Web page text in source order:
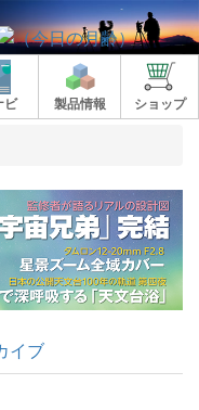
ビ 製品情報 ショップ
イブ